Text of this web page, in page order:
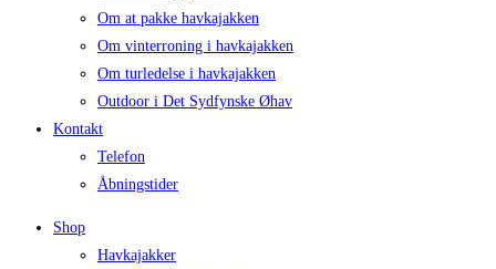
Om at pakke havkajakken
Om vinterroning i havkajakken
Om turledelse i havkajakken
Outdoor i Det Sydfynske Øhav
Kontakt
Telefon
Åbningstider
Shop
Havkajakker